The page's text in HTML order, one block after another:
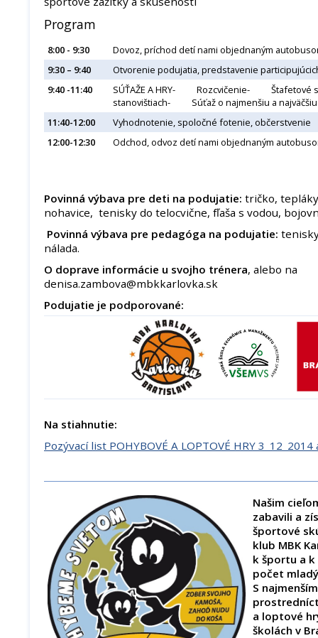
Program
8:00 - 9:30
Dovoz, príchod detí nami objednaným
9:30 – 9:40
Otvorenie podujatia, predstavenie
9:40 -11:40
SÚŤAŽE A HRY- Rozcvičenie-
stanovištiach- Súťaž o najmenšiu a
11:40-12:00
Vyhodnotenie, spoločné fotenie, občerstvenie
12:00-12:30
Odchod, odvoz detí nami objednaným
Povinná výbava pre deti na podujatie: tričko,
nohavice, tenisky do telocvične, fľaša s vodou,
Povinná výbava pre pedagóga na podujatie:
nálada.
O doprave informácie u svojho trénera, alebo na
denisa.zambova@mbkkarlovka.sk
Podujatie je podporované:
Na stiahnutie:
Pozývací list POHYBOVÉ A LOPTOVÉ HRY
Našim
zabavili a
športové
klub MBK
k športu a
počet
S
a loptové
školách v